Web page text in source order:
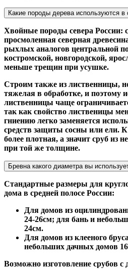
Какие породы дерева используются в
Хвойные породы севера России:
просмоленная северная
рыхлых аналогов центральной
костромской, новгородской,
меньше трещин при усушке.
Строим также из лиственницы,
тяжелая в обработке, и поэтому
лиственницы чаще
так как свойство лиственицы
гниению легко заменяется
средств защиты сосны или ели.
более плотная, а значит сруб из
при той же толщине.
Бревна какого диаметра вы
Стандартные размеры для
дома в средней полосе России:
Для домов из
24-26см; для бань и
24см.
Для домов из клееного
небольших дачных домов
Возможно изготовление срубов